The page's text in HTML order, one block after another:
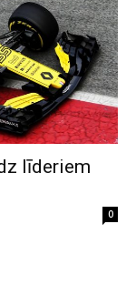
līderiem
0